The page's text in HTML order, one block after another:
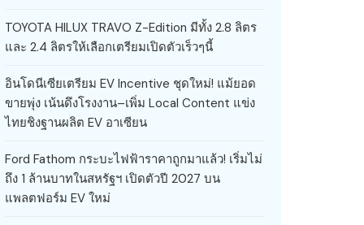
TOYOTA HILUX TRAVO Z-Edition มีทั้ง 2.8 ลิตร
และ 2.4 ลิตรให้เลือกเตรียมเปิดตัวเร็วๆนี้
อินโดนีเซียเตรียม EV Incentive ชุดใหม่! แม้ยอด
ขายพุ่ง เน้นดึงโรงงาน–เพิ่ม Local Content แข่ง
ไทยชิงฐานผลิต EV อาเซียน
Ford Fathom กระบะไฟฟ้าราคาถูกมาแล้ว! เริ่มไม่
ถึง 1 ล้านบาทในสหรัฐฯ เปิดตัวปี 2027 บน
แพลตฟอร์ม EV ใหม่